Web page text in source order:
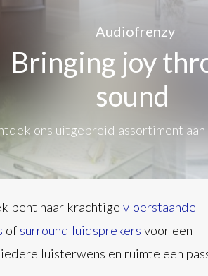
Audiofrenzy
Bringing joy
sound
ons uitgebreid assortiment
bent naar krachtigevloerstaande
of surround luidsprekers voor een
luisterwens en ruimte een